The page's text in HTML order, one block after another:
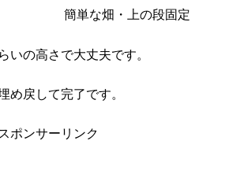
いの高さで大丈夫です。
め戻して完了です。
スポンサーリンク